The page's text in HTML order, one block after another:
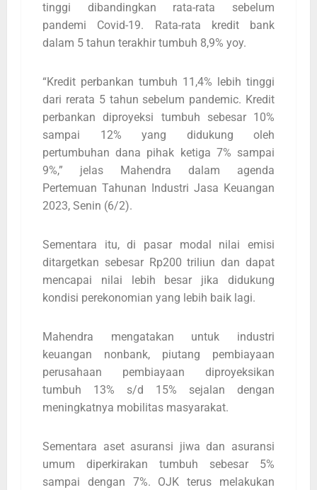
tinggi dibandingkan rata-rata sebelum
pandemi Covid-19. Rata-rata kredit bank
dalam 5 tahun terakhir tumbuh 8,9% yoy.
“Kredit perbankan tumbuh 11,4% lebih tinggi
dari rerata 5 tahun sebelum pandemic. Kredit
perbankan diproyeksi tumbuh sebesar 10%
sampai 12% yang didukung oleh
pertumbuhan dana pihak ketiga 7% sampai
9%,” jelas Mahendra dalam agenda
Pertemuan Tahunan Industri Jasa Keuangan
2023, Senin (6/2).
Sementara itu, di pasar modal nilai emisi
ditargetkan sebesar Rp200 triliun dan dapat
mencapai nilai lebih besar jika didukung
kondisi perekonomian yang lebih baik lagi.
Mahendra mengatakan untuk industri
keuangan nonbank, piutang pembiayaan
perusahaan pembiayaan diproyeksikan
tumbuh 13% s/d 15% sejalan dengan
meningkatnya mobilitas masyarakat.
Sementara aset asuransi jiwa dan asuransi
umum diperkirakan tumbuh sebesar 5%
sampai dengan 7%. OJK terus melakukan